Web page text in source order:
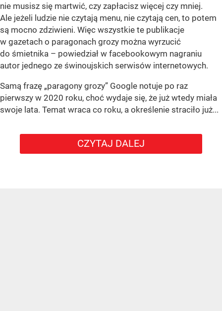
nie musisz się martwić, czy zapłacisz więcej czy mniej.
Ale jeżeli ludzie nie czytają menu, nie czytają cen, to potem
są mocno zdziwieni. Więc wszystkie te publikacje
w gazetach o paragonach grozy można wyrzucić
do śmietnika – powiedział w facebookowym nagraniu
autor jednego ze świnoujskich serwisów internetowych.
Samą frazę „paragony grozy” Google notuje po raz
pierwszy w 2020 roku, choć wydaje się, że już wtedy miała
swoje lata. Temat wraca co roku, a określenie straciło już...
CZYTAJ DALEJ